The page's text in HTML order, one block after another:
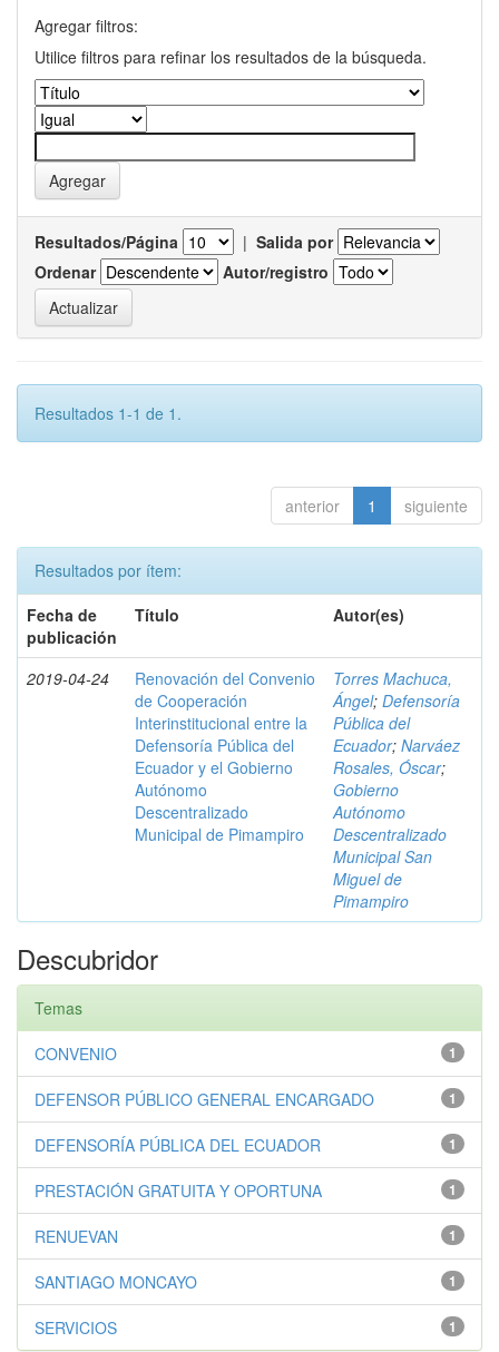
Agregar filtros:
Utilice filtros para refinar los resultados de la búsqueda.
Resultados/Página | Salida por
Ordenar
Autor/registro
Resultados 1-1 de 1.
anterior 1 siguiente
Resultados por ítem:
Fecha de
publicación
Título Autor(es)
2019-04-24
Renovación del Convenio
de Cooperación
Interinstitucional entre la
Defensoría Pública del
Ecuador y el Gobierno
Autónomo
Descentralizado
Municipal de Pimampiro
Torres Machuca,
Ángel; Defensoría
Pública del
Ecuador; Narváez
Rosales, Óscar;
Gobierno
Autónomo
Descentralizado
Municipal San
Miguel de
Pimampiro
Descubridor
Temas
1
CONVENIO
1
DEFENSOR PÚBLICO GENERAL ENCARGADO
1
DEFENSORÍA PÚBLICA DEL ECUADOR
1
PRESTACIÓN GRATUITA Y OPORTUNA
1
RENUEVAN
1
SANTIAGO MONCAYO
1
SERVICIOS